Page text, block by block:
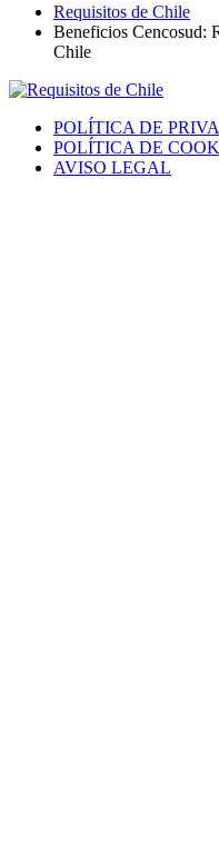
Requisitos de Chile
Beneficios Cencosud:
Chile
POLÍTICA DE
POLÍTICA DE
AVISO LEGAL